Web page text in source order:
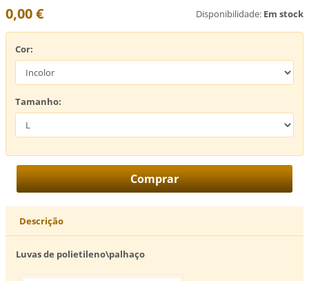
Disponibilidade: Em stock
0,00 €
Cor:
Tamanho:
Descrição
Luvas de polietileno\palhaço